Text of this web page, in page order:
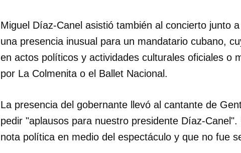
Guardar como favorito
Para poder guardar como favorito, primero has
cuenta de 14ymedio.
Miguel Díaz-Canel asistió también al concierto junto
una presencia inusual para un mandatario cubano,
en actos políticos y actividades culturales oficiales o
por La Colmenita o el Ballet Nacional.
La presencia del gobernante llevó al cantante de
pedir "aplausos para nuestro presidente Díaz-
nota política en medio del espectáculo y que no fue